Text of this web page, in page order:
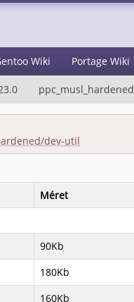
Wiki Portage Wiki
ppc_musl_hardened
dev-util
Méret
90Kb
180Kb
160Kb